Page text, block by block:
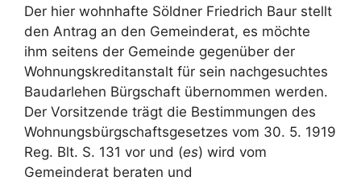
Der hier wohnhafte Söldner Friedrich Baur stellt
den Antrag an den Gemeinderat, es möchte
ihm seitens der Gemeinde gegenüber der
Wohnungskreditanstalt für sein nachgesuchtes
Baudarlehen Bürgschaft übernommen werden.
Der Vorsitzende trägt die Bestimmungen des
Wohnungsbürgschaftsgesetzes vom 30. 5. 1919
Reg. Blt. S. 131 vor und (es) wird vom
Gemeinderat beraten und